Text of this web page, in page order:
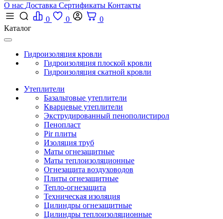
О нас Доставка Сертификаты Контакты
0
0
0
Каталог
Гидроизоляция кровли
Гидроизоляция плоской кровли
Гидроизоляция скатной кровли
Утеплители
Базальтовые утеплители
Кварцевые утеплители
Экструдированный пенополистирол
Пенопласт
Pir плиты
Изоляция труб
Маты огнезащитные
Маты теплоизоляционные
Огнезащита воздуховодов
Плиты огнезащитные
Тепло-огнезащита
Техническая изоляция
Цилиндры огнезащитные
Цилиндры теплоизоляционные